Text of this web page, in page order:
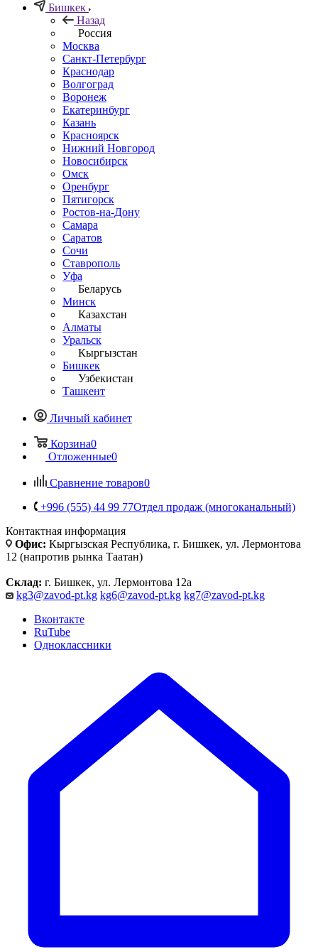
Бишкек
Назад
Россия
Москва
Санкт-Петербург
Краснодар
Волгоград
Воронеж
Екатеринбург
Казань
Красноярск
Нижний Новгород
Новосибирск
Омск
Оренбург
Пятигорск
Ростов-на-Дону
Самара
Саратов
Сочи
Ставрополь
Уфа
Беларусь
Минск
Казахстан
Алматы
Уральск
Кыргызстан
Бишкек
Узбекистан
Ташкент
Личный кабинет
Корзина0
Отложенные0
Сравнение товаров0
+996 (555) 44 99 77Отдел продаж (многоканальный)
Контактная информация
Офис: Кыргызская Республика, г. Бишкек, ул. Лермонтова
12 (напротив рынка Таатан)
Склад: г. Бишкек, ул. Лермонтова 12а
kg3@zavod-pt.kg kg6@zavod-pt.kg kg7@zavod-pt.kg
Вконтакте
RuTube
Одноклассники